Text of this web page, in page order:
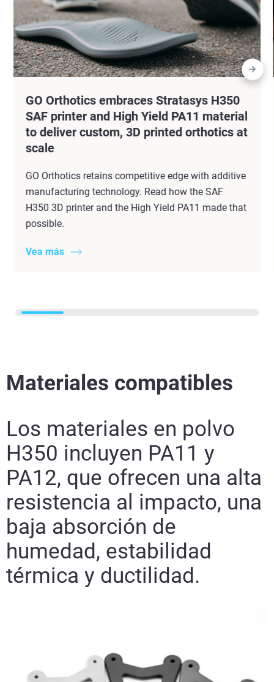
GO Orthotics embraces Stratasys H350
SAF printer and High Yield PA11 material
to deliver custom, 3D printed orthotics at
scale
GO Orthotics retains competitive edge with additive
manufacturing technology. Read how the SAF
H350 3D printer and the High Yield PA11 made that
possible.
Vea más
Materiales compatibles
Los materiales en polvo
H350 incluyen PA11 y
PA12, que ofrecen una alta
resistencia al impacto, una
baja absorción de
humedad, estabilidad
térmica y ductilidad.